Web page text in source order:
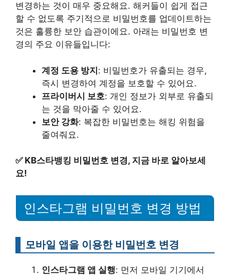
변경하는 것이 매우 중요해요. 해커들이 쉽게 접근
할 수 없도록 주기적으로 비밀번호를 업데이트하는
것은 훌륭한 보안 습관이에요. 아래는 비밀번호 변
경의 주요 이유들입니다:
계정 도용 방지: 비밀번호가 유출되는 경우,
즉시 변경하여 계정을 보호할 수 있어요.
프라이버시 보호: 개인 정보가 외부로 유출되
는 것을 막아줄 수 있어요.
보안 강화: 복잡한 비밀번호는 해킹 위험을
줄여줘요.
✅ KB스타뱅킹 비밀번호 변경, 지금 바로 알아보세
요!
인스타그램 비밀번호 변경 방법
모바일 앱을 이용한 비밀번호 변경
인스타그램 앱 실행: 먼저 모바일 기기에서